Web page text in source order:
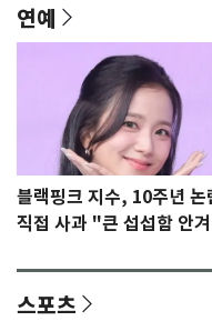
연예
블랙핑크 지수, 10주년 논
직접 사과 "큰 섭섭함 안
스포츠